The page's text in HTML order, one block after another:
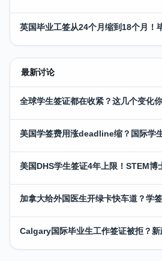
英国毕业工签从24个月缩到18个月！
最新讨论
全球学生签证都在收紧？这几个变化
美国学签费用涨deadline缩？国际学
美国DHS学生签证4年上限！STEM博
加拿大给外国医生开绿卡快车道？学
Calgary国际毕业生工作签证被拒？